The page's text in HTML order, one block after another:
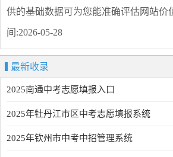
供的基础数据可为您能准确评估网站价
间:2026-05-28
最新收录
2025南通中考志愿填报入口
2025年牡丹江市区中考志愿填报系统
2025年钦州市中考中招管理系统